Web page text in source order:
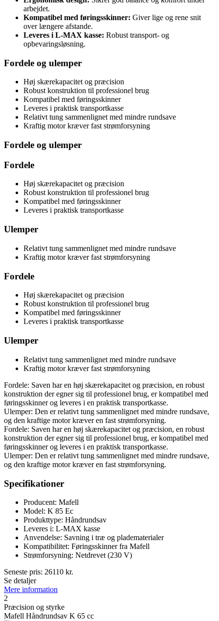
arbejdet.
Kompatibel med føringsskinner: Giver lige og rene snit
over længere afstande.
Leveres i L-MAX kasse: Robust transport- og
opbevaringsløsning.
Fordele og ulemper
Høj skærekapacitet og præcision
Robust konstruktion til professionel brug
Kompatibel med føringsskinner
Leveres i praktisk transportkasse
Relativt tung sammenlignet med mindre rundsave
Kraftig motor kræver fast strømforsyning
Fordele og ulemper
Fordele
Høj skærekapacitet og præcision
Robust konstruktion til professionel brug
Kompatibel med føringsskinner
Leveres i praktisk transportkasse
Ulemper
Relativt tung sammenlignet med mindre rundsave
Kraftig motor kræver fast strømforsyning
Fordele
Høj skærekapacitet og præcision
Robust konstruktion til professionel brug
Kompatibel med føringsskinner
Leveres i praktisk transportkasse
Ulemper
Relativt tung sammenlignet med mindre rundsave
Kraftig motor kræver fast strømforsyning
Fordele: Saven har en høj skærekapacitet og præcision, en robust
konstruktion der egner sig til professionel brug, er kompatibel med
føringsskinner og leveres i en praktisk transportkasse.
Ulemper: Den er relativt tung sammenlignet med mindre rundsave,
og den kraftige motor kræver en fast strømforsyning.
Fordele: Saven har en høj skærekapacitet og præcision, en robust
konstruktion der egner sig til professionel brug, er kompatibel med
føringsskinner og leveres i en praktisk transportkasse.
Ulemper: Den er relativt tung sammenlignet med mindre rundsave,
og den kraftige motor kræver en fast strømforsyning.
Specifikationer
Producent: Mafell
Model: K 85 Ec
Produkttype: Håndrundsav
Leveres i: L-MAX kasse
Anvendelse: Savning i træ og pladematerialer
Kompatibilitet: Føringsskinner fra Mafell
Strømforsyning: Netdrevet (230 V)
Seneste pris: 26110 kr.
Se detaljer
Mere information
2
Præcision og styrke
Mafell Håndrundsav K 65 cc